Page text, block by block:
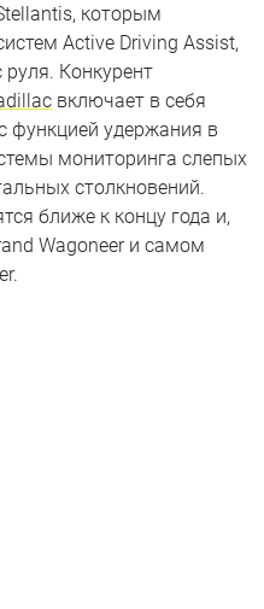
которым
Active Driving Assist,
Конкурент
включает в себя
функцией удержания в
мониторинга слепых
столкновений.
ближе к концу года и,
Wagoneer и самом